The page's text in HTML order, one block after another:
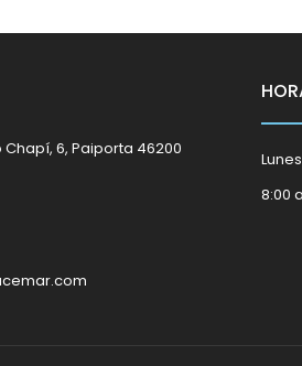
6, Paiporta 46200
8:00